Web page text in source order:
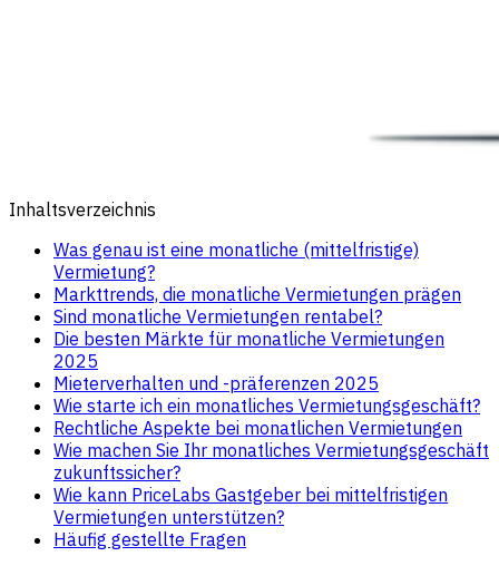
Inhaltsverzeichnis
Was genau ist eine monatliche (mittelfristige)
Vermietung?
Markttrends, die monatliche Vermietungen prägen
Sind monatliche Vermietungen rentabel?
Die besten Märkte für monatliche Vermietungen
2025
Mieterverhalten und -präferenzen 2025
Wie starte ich ein monatliches Vermietungsgeschäft?
Rechtliche Aspekte bei monatlichen Vermietungen
Wie machen Sie Ihr monatliches Vermietungsgeschäft
zukunftssicher?
Wie kann PriceLabs Gastgeber bei mittelfristigen
Vermietungen unterstützen?
Häufig gestellte Fragen